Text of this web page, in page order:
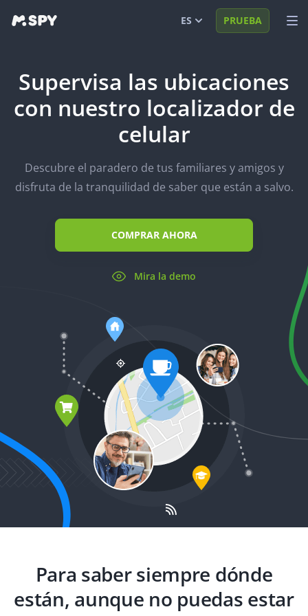
INICIAR SESIÓN
FAQ
ES
Español
Português (BR)
Türkçe
PRUEBA
Supervisa las ubicaciones
con nuestro localizador de
celular
Descubre el paradero de tus familiares y amigos y
disfruta de la tranquilidad de saber que están a salvo.
COMPRAR AHORA
Mira la demo
Para saber siempre dónde
están, aunque no puedas estar